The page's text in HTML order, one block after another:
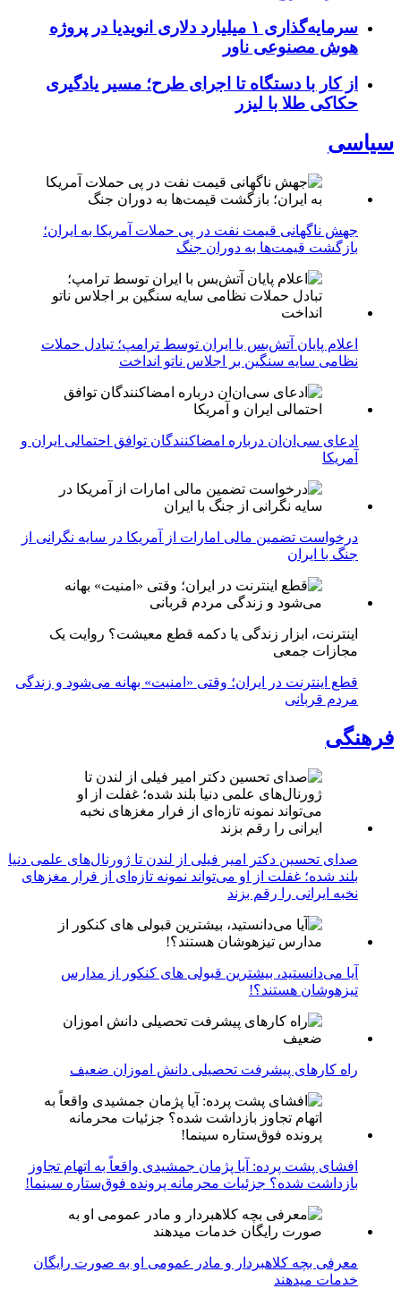
سرمایه‌گذاری ۱ میلیارد دلاری انویدیا در پروژه
هوش مصنوعی ناور
از کار با دستگاه تا اجرای طرح؛ مسیر یادگیری
حکاکی طلا با لیزر
سیاسی
جهش ناگهانی قیمت نفت در پی حملات آمریکا به ایران؛
بازگشت قیمت‌ها به دوران جنگ
اعلام پایان آتش‌بس با ایران توسط ترامپ؛ تبادل حملات
نظامی سایه سنگین بر اجلاس ناتو انداخت
ادعای سی‌ان‌ان درباره امضاکنندگان توافق احتمالی ایران و
آمریکا
درخواست تضمین مالی امارات از آمریکا در سایه نگرانی از
جنگ با ایران
اینترنت، ابزار زندگی یا دکمه قطع معیشت؟ روایت یک
مجازات جمعی
قطع اینترنت در ایران؛ وقتی «امنیت» بهانه می‌شود و زندگی
مردم قربانی
فرهنگی
صدای تحسین دکتر امیر فیلی از لندن تا ژورنال‌های علمی دنیا
بلند شده؛ غفلت از او می‌تواند نمونه تازه‌ای از فرار مغزهای
نخبه ایرانی را رقم بزند
آیا می‌دانستید، بیشترین قبولی های کنکور از مدارس
تیزهوشان هستند؟!
راه کارهای پیشرفت تحصیلی دانش اموزان ضعیف
افشای پشت پرده: آیا پژمان جمشیدی واقعاً به اتهام تجاوز
بازداشت شده؟ جزئیات محرمانه پرونده فوق‌ستاره سینما!
معرفی بچه کلاهبردار و مادر عمومی او به صورت رایگان
خدمات میدهند